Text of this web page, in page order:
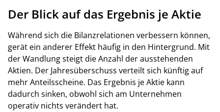
Der Blick auf das Ergebnis je Aktie
Während sich die Bilanzrelationen verbessern können,
gerät ein anderer Effekt häufig in den Hintergrund. Mit
der Wandlung steigt die Anzahl der ausstehenden
Aktien. Der Jahresüberschuss verteilt sich künftig auf
mehr Anteilsscheine. Das Ergebnis je Aktie kann
dadurch sinken, obwohl sich am Unternehmen
operativ nichts verändert hat.